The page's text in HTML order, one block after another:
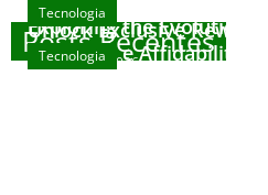
Posts Recentes
Exploring the Evolution
agosto 7, 2026
Unlock Exclusive
House
Tecnologia
Sicurezza e Affidabilità
Wares
Tecnologia